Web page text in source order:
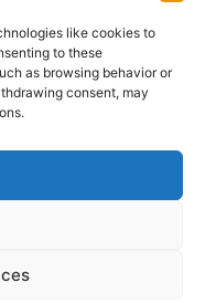
like cookies to
to these
as browsing behavior or
consent, may
Buscar
Todos los